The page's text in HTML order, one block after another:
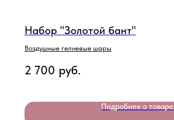
Набор "Золотой бант"
Воздушные гелиевые шары
2 700 руб.
Подробнее о товаре